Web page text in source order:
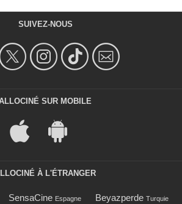
SUIVEZ-NOUS
SUR MOBILE
À L'ÉTRANGER
SensaCine Espagne Beyazperde Turquie